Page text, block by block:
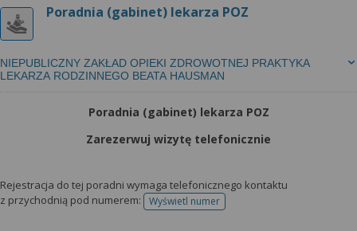
Poradnia (gabinet) lekarza POZ
NIEPUBLICZNY ZAKŁAD OPIEKI ZDROWOTNEJ PRAKTYKA
LEKARZA RODZINNEGO BEATA HAUSMAN
Poradnia (gabinet) lekarza POZ
Zarezerwuj wizytę telefonicznie
Rejestracja do tej poradni wymaga telefonicznego kontaktu
z przychodnią pod numerem:
Wyświetl numertelefonu do rejestracji